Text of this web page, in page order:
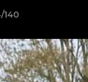
140